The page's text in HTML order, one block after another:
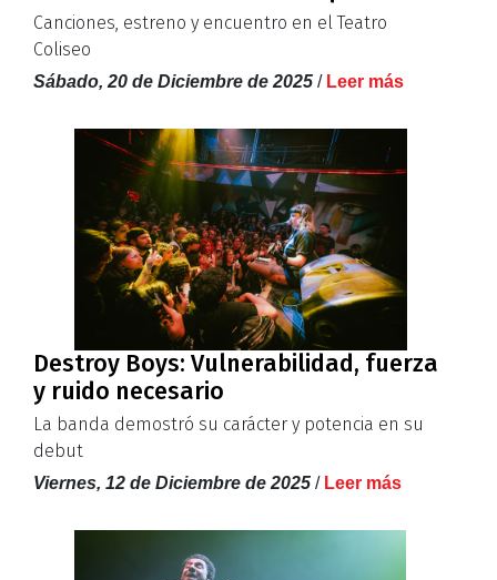
Canciones, estreno y encuentro en el Teatro
Coliseo
Sábado, 20 de Diciembre de 2025 / Leer más
Destroy Boys: Vulnerabilidad, fuerza
y ruido necesario
La banda demostró su carácter y potencia en su
debut
Viernes, 12 de Diciembre de 2025 / Leer más